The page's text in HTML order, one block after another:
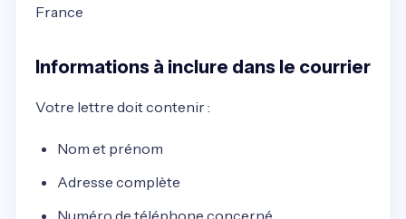
France
Informations à inclure dans le courrier
Votre lettre doit contenir :
Nom et prénom
Adresse complète
Numéro de téléphone concerné